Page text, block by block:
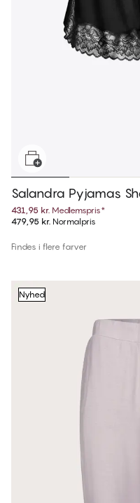
Salandra Pyjamas
431,95 kr. Medlemspris*
479,95 kr. Normalpris
Findes i flere farver
Nyhed